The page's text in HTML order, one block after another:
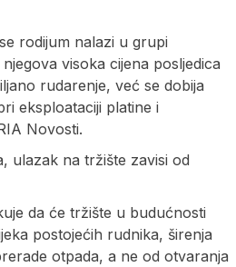
rodijum nalazi u grupi
visoka cijena posljedica
rudarenje, već se dobija
eksploataciji platine i
Novosti.
ulazak na tržište zavisi od
da će tržište u budućnosti
postojećih rudnika, širenja
otpada, a ne od otvaranja